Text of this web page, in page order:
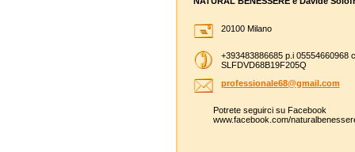
20100 Milano
+393483886685 p.i 05554660968
SLFDVD68B19F205Q
professionale68@gmail.com
Potrete seguirci su Facebook
www.facebook.com/